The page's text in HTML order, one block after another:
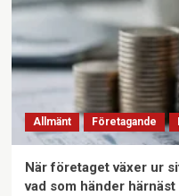
Allmänt Företagande
När företaget växer ur
vad som händer härnäst